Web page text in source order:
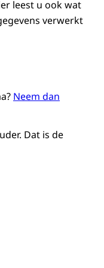
leest u ook wat
verwerkt
Neem dan
Dat is de